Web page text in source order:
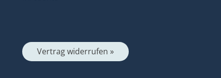
Vertrag widerrufen »